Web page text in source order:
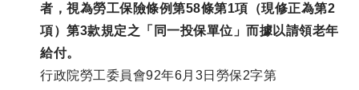
者，視為勞工保險條例第58條第1項（現修正為第2
項）第3款規定之「同一投保單位」而據以請領老年
給付。
行政院勞工委員會92年6月3日勞保2字第